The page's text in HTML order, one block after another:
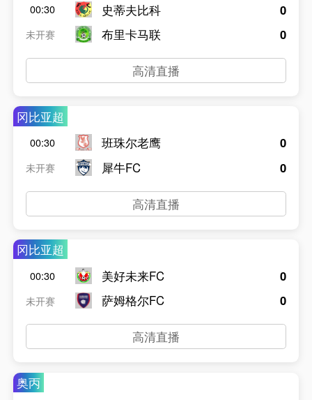
00:30
未开赛
史蒂夫比科
布里卡马联
0
0
高清直播
冈比亚超
00:30
未开赛
班珠尔老鹰
犀牛FC
0
0
高清直播
冈比亚超
00:30
未开赛
美好未来FC
萨姆格尔FC
0
0
高清直播
奥丙